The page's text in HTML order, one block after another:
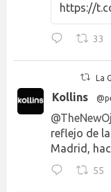
https://
33
La
Kollins
reflejo de
Madrid,
55